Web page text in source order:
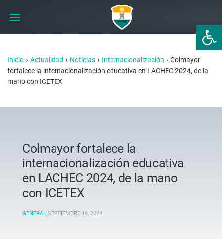
Abrir
Inicio › Actualidad › Noticias › Internacionalización › Colmayor
fortalece la internacionalización educativa en LACHEC 2024, de la
mano con ICETEX
Colmayor fortalece la
internacionalización educativa
en LACHEC 2024, de la mano
con ICETEX
GENERAL SEPTIEMBRE 19, 2024.